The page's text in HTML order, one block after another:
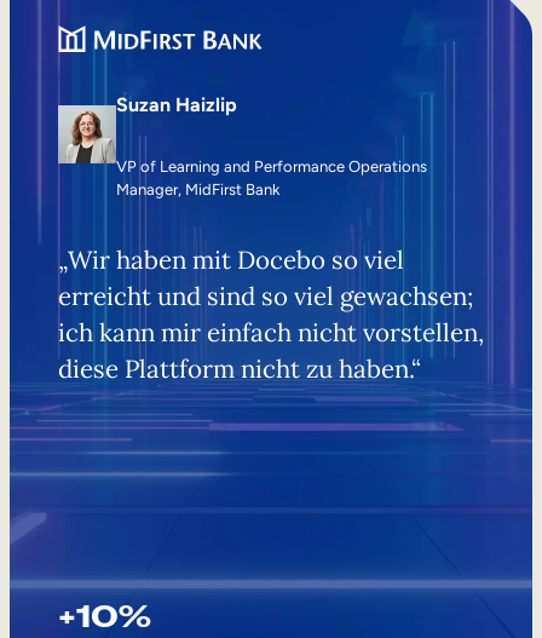
Suzan Haizlip
VP of Learning and Performance Operations
Manager, MidFirst Bank
„Wir haben mit Docebo so viel
erreicht und sind so viel gewachsen;
ich kann mir einfach nicht vorstellen,
diese Plattform nicht zu haben.“
+10%